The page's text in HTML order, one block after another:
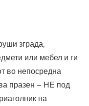
зграда,
или мебел и ги
во непосредна
празен – НЕ под
на